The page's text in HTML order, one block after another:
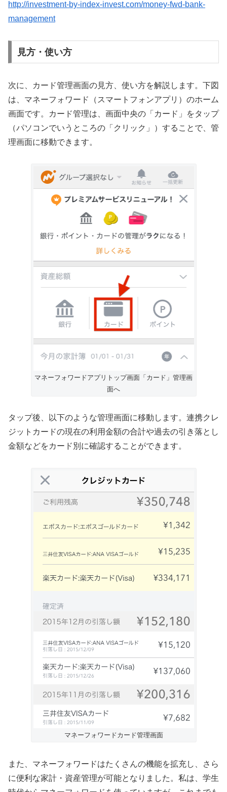
http://investment-by-index-invest.com/money-fwd-bank-
management
見方・使い方
次に、カード管理画面の見方、使い方を解説します。下図
は、マネーフォワード（スマートフォンアプリ）のホーム
画面です。カード管理は、画面中央の「カード」をタップ
（パソコンでいうところの「クリック」）することで、管
理画面に移動できます。
マネーフォワードアプリトップ画面「カード」管理画
面へ
タップ後、以下のような管理画面に移動します。連携クレ
ジットカードの現在の利用金額の合計や過去の引き落とし
金額などをカード別に確認することができます。
マネーフォワードカード管理画面
また、マネーフォワードはたくさんの機能を拡充し、さら
に便利な家計・資産管理が可能となりました。私は、学生